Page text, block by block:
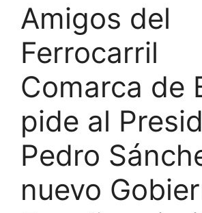
Amigos del
Ferrocarril
Comarca de
pide al
Pedro
nuevo